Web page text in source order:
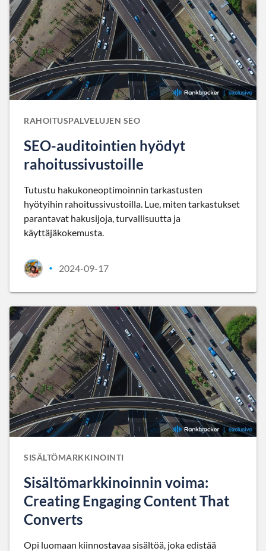
RAHOITUSPALVELUJEN SEO
SEO-auditointien hyödyt
rahoitussivustoille
Tutustu hakukoneoptimoinnin tarkastusten
hyötyihin rahoitussivustoilla. Lue, miten tarkastukset
parantavat hakusijoja, turvallisuutta ja
käyttäjäkokemusta.
• 2024-09-17
SISÄLTÖMARKKINOINTI
Sisältömarkkinoinnin voima:
Creating Engaging Content That
Converts
Opi luomaan kiinnostavaa sisältöä, joka edistää